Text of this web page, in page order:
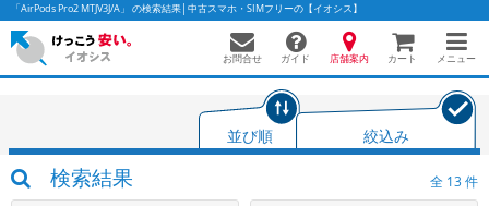
「AirPods Pro2 MTJV3J/A」 の検索結果│中古スマホ・SIMフリーの【イオシス】
お問合せ ガイド 店舗案内 カート メニュー
並び順 絞込み
検索結果 全 13件
かんたんパソコン検索に切り替える